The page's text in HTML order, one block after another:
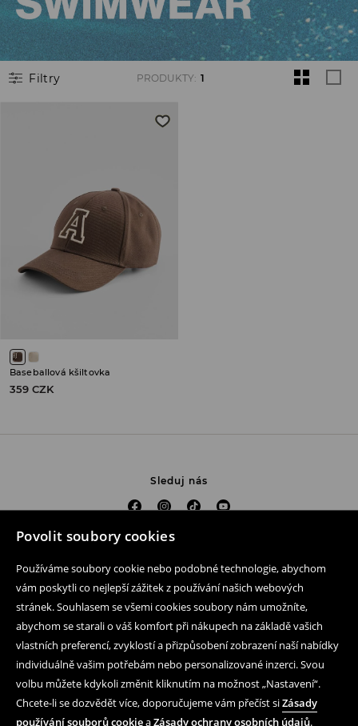
Povolit soubory cookies
Používáme soubory cookie nebo podobné technologie, abychom
vám poskytli co nejlepší zážitek z používání našich webových
stránek. Souhlasem se všemi cookies soubory nám umožníte,
abychom se starali o váš komfort při nákupech na základě vašich
vlastních preferencí, zvyklostí a přizpůsobení zobrazení naší nabídky
individuálně vašim potřebám nebo personalizované inzerci. Svou
volbu můžete kdykoli změnit kliknutím na možnost „Nastavení“.
Chcete-li se dozvědět více, doporučujeme vám přečíst siZásady
používání souborů cookieaZásady ochrany osobních údajů.
Filtry PRODUKTY: 1
Baseballová kšiltovka
359 CZK
Sleduj nás
Pomoc a kontakt
Nákup produktu on-line
Mobilní aplikaci
Obchodní podmínky a ochrana osobních údajů
Právní záležitosti